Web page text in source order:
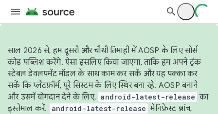
साल 2026 से, हम दूसरी और चौथी तिमाही में AOSP के लिए सोर्स
कोड पब्लिश करेंगे. ऐसा इसलिए किया जाएगा, ताकि हम अपने ट्रंक
स्टेबल डेवलपमेंट मॉडल के साथ काम कर सकें और यह पक्का कर
सकें कि प्लैटफ़ॉर्म, पूरे सिस्टम के लिए स्थिर बना रहे. AOSP बनाने
और उसमें योगदान देने के लिए, android-latest-release का
इस्तेमाल करें.
android-latest-release मेनिफ़ेस्ट ब्रांच,